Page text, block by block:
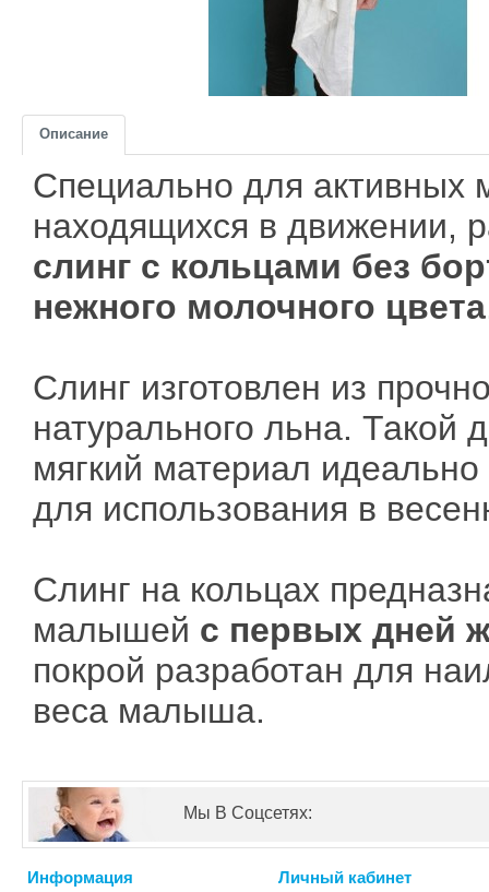
Описание
Специально для активных
находящихся в движении,
слинг с кольцами без
нежного молочного цвета
Слинг изготовлен из
натурального льна.
мягкий материал идеально
для использования в
Слинг на кольцах
малышей с первых дней
покрой разработан для
веса малыша.
Мы В Соцсетях:
Информация Личный кабинет